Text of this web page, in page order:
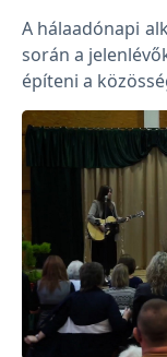
A hálaadónapi
során a
építeni a